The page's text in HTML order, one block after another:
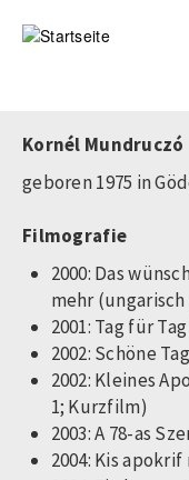
zum
Kornél Mundruczó
geboren 1975 in
Filmografie
2000: Das
mehr
2001: Tag für
2002: Schöne
2002: Kleines
1; Kurzfilm)
2003: A 78-as
2004: Kis